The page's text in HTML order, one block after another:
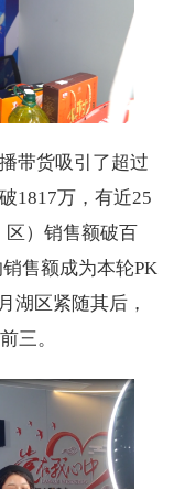
带货吸引了超过
1817万，有近25
区）销售额破百
售额成为本轮PK
湖区紧随其后，
三。